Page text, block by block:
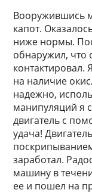
Вооружившись
капот.
ниже нормы.
обнаружил, что
контактировал.
на наличие
надежно,
манипуляций я
двигатель с
удача!
заработал.
машину в
ее и пошел на